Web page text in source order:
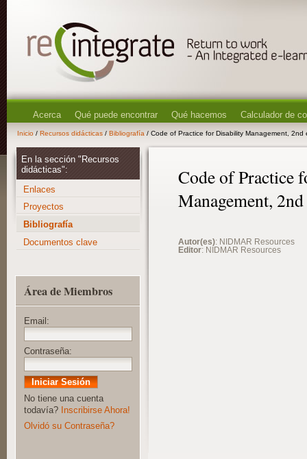
Acerca Qué puede encontrar Qué hacemos Calculador de
Inicio / Recursos didácticas / Bibliografía / Code of Practice for Disability Management, 2nd
Code of Practice
Management,
Autor(es): NIDMAR Resources
Editor: NIDMAR Resources
En la sección "Recursos
didácticas":
Enlaces
Proyectos
Bibliografía
Documentos clave
Área de Miembros
Email:
Contraseña:
No tiene una cuenta
todavía? Inscribirse Ahora!
Olvidó su Contraseña?